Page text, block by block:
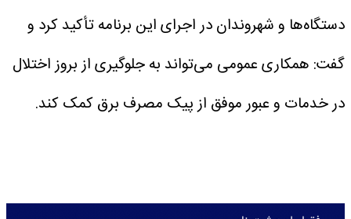
دستگاه‌ها و شهروندان در اجرای این برنامه تأکید کرد و
گفت: همکاری عمومی می‌تواند به جلوگیری از بروز اختلال
در خدمات و عبور موفق از پیک مصرف برق کمک کند.